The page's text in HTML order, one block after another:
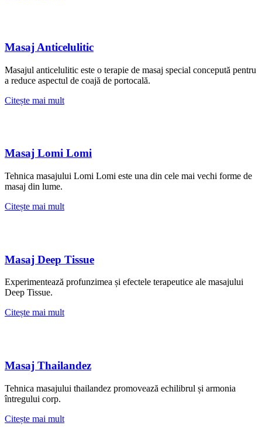
Masaj Anticelulitic
Masajul anticelulitic este o terapie de masaj special concepută pentru
a reduce aspectul de coajă de portocală.
Citește mai mult
Masaj Lomi Lomi
Tehnica masajului Lomi Lomi este una din cele mai vechi forme de
masaj din lume.
Citește mai mult
Masaj Deep Tissue
Experimentează profunzimea și efectele terapeutice ale masajului
Deep Tissue.
Citește mai mult
Masaj Thailandez
Tehnica masajului thailandez promovează echilibrul și armonia
întregului corp.
Citește mai mult